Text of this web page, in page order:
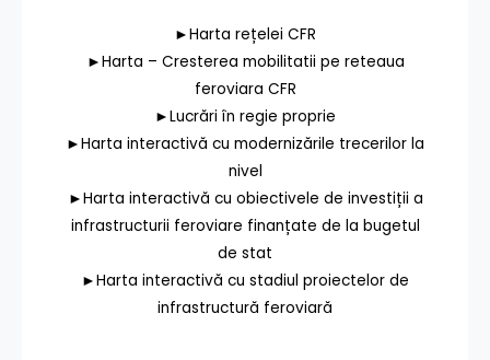
►Harta rețelei CFR
►Harta – Cresterea mobilitatii pe reteaua
feroviara CFR
►Lucrări în regie proprie
►Harta interactivă cu modernizările trecerilor la
nivel
►Harta interactivă cu obiectivele de investiții a
infrastructurii feroviare finanțate de la bugetul
de stat
►Harta interactivă cu stadiul proiectelor de
infrastructură feroviară